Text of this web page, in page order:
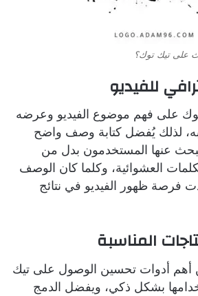
على تيك توك؟
للفيديو
على فهم موضوع الفيديو وعرضه
لذلك يُفضل كتابة وصف واضح
عنها المستخدمون بدل من
العشوائية، وكلما كان الوصف
فرصة ظهور الفيديو في نتائج
المناسبة
أهم أدوات تحسين الوصول على تيك
بشكل ذكي، ويفضل الدمج